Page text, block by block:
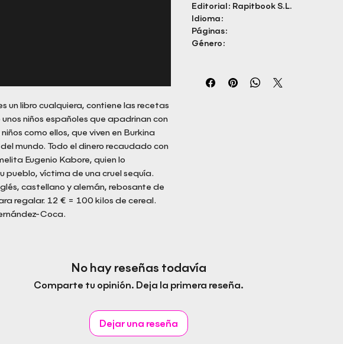
un libro cualquiera, contiene las recetas
niños españoles que apadrinan con
como ellos, que viven en Burkina
mundo. Todo el dinero recaudado con
Eugenio Kabore, quien lo
pueblo, víctima de una cruel sequía.
castellano y alemán, rebosante de
regalar. 12 € = 100 kilos de cereal.
Coca.
Editorial: Rapitbook S.L.
Idioma:
Páginas:
Género:
No hay reseñas todavía
Comparte tu opinión. Deja la primera reseña.
Dejar una reseña